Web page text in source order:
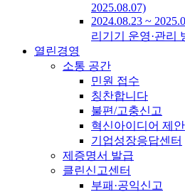
2025.08.07)
2024.08.23 ~
리기기 운영·관리
열린경영
소통 공간
민원 접수
칭찬합니다
불편/고충신고
혁신아이디어 제안
기업성장응답센터
제증명서 발급
클린신고센터
부패·공익신고